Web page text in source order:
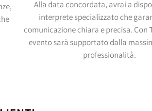
Alla data concordata, avrai a
interprete specializzato che
comunicazione chiara e precisa. Con
evento sarà supportato dalla
professionalità.